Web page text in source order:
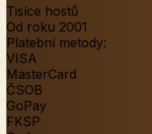
Tisíce hostů
Od roku 2001
Platební metody:
VISA
MasterCard
ČSOB
GoPay
FKSP